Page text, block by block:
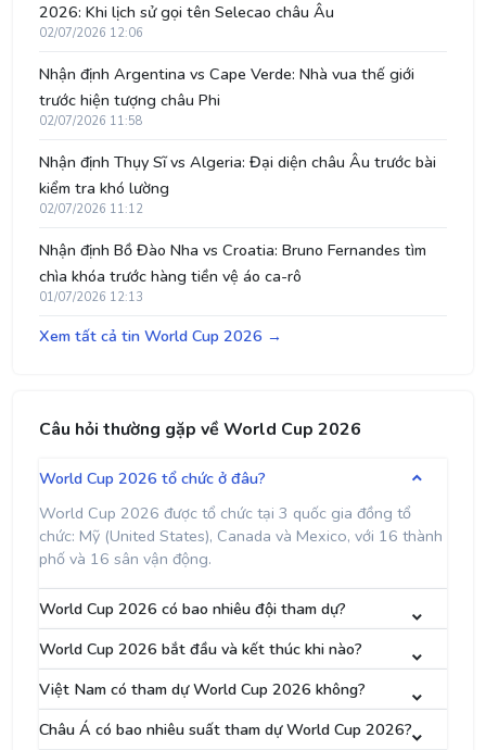
2026: Khi lịch sử gọi tên Selecao châu Âu
02/07/2026 12:06
Nhận định Argentina vs Cape Verde: Nhà vua thế giới
trước hiện tượng châu Phi
02/07/2026 11:58
Nhận định Thụy Sĩ vs Algeria: Đại diện châu Âu trước bài
kiểm tra khó lường
02/07/2026 11:12
Nhận định Bồ Đào Nha vs Croatia: Bruno Fernandes tìm
chìa khóa trước hàng tiền vệ áo ca-rô
01/07/2026 12:13
Xem tất cả tin World Cup 2026 →
Câu hỏi thường gặp về World Cup 2026
World Cup 2026 tổ chức ở đâu?
World Cup 2026 được tổ chức tại 3 quốc gia đồng tổ
chức: Mỹ (United States), Canada và Mexico, với 16 thành
phố và 16 sân vận động.
World Cup 2026 có bao nhiêu đội tham dự?
World Cup 2026 bắt đầu và kết thúc khi nào?
Việt Nam có tham dự World Cup 2026 không?
Châu Á có bao nhiêu suất tham dự World Cup 2026?